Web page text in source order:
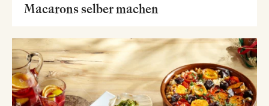
Macarons selber machen